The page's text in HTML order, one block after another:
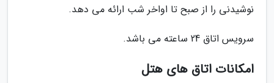
نوشیدنی را از صبح تا اواخر شب ارائه می دهد.
سرویس اتاق 24 ساعته می باشد.
امکانات اتاق های هتل